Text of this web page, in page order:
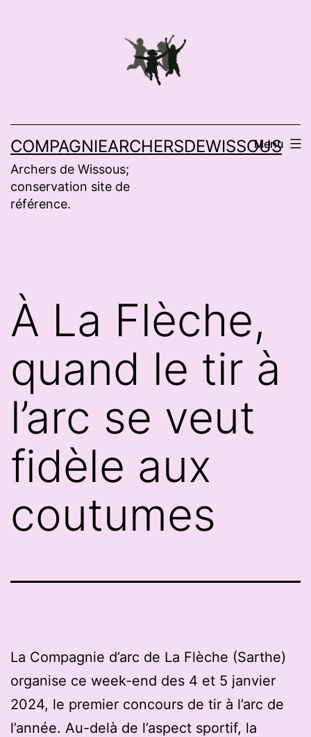
COMPAGNIEARCHERSDEWISSOUS
Archers de Wissous;
conservation site de
référence.
Menu
À La Flèche,
quand le tir à
l’arc se veut
fidèle aux
coutumes
La Compagnie d’arc de La Flèche (Sarthe)
organise ce week-end des 4 et 5 janvier
2024, le premier concours de tir à l’arc de
l’année. Au-delà de l’aspect sportif, la